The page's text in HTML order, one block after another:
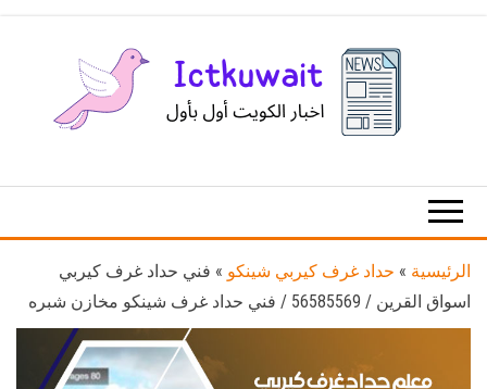
الكويت
الرئيسية » حداد غرف كيربي شينكو » فني حداد غرف كيربي
اسواق القرين / 56585569 / فني حداد غرف شينكو مخازن شبره